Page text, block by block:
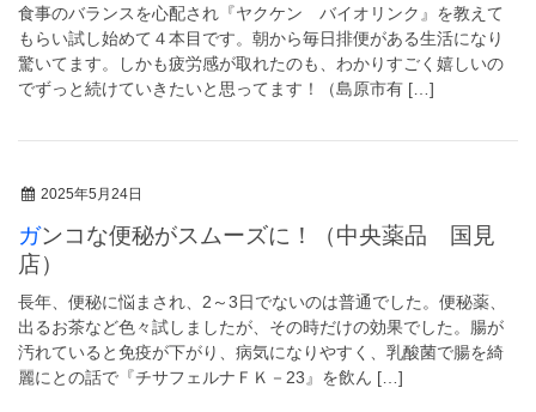
食事のバランスを心配され『ヤクケン バイオリンク』を教えて
もらい試し始めて４本目です。朝から毎日排便がある生活になり
驚いてます。しかも疲労感が取れたのも、わかりすごく嬉しいの
でずっと続けていきたいと思ってます！（島原市有 […]
2025年5月24日
ガンコな便秘がスムーズに！（中央薬品 国見
店）
長年、便秘に悩まされ、2～3日でないのは普通でした。便秘薬、
出るお茶など色々試しましたが、その時だけの効果でした。腸が
汚れていると免疫が下がり、病気になりやすく、乳酸菌で腸を綺
麗にとの話で『チサフェルナＦＫ－23』を飲ん […]